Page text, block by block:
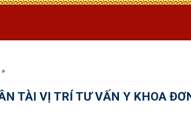
»
TÀI VỊ TRÍ TƯ VẤN Y KHOA